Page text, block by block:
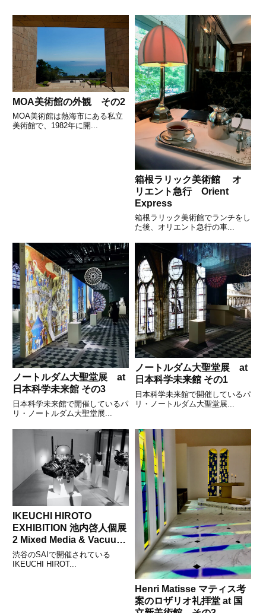
MOA美術館の外観 その2
MOA美術館は熱海市にある私立
美術館で、1982年に開...
箱根ラリック美術館 オ
リエント急行 Orient
Express
箱根ラリック美術館でランチをし
た後、オリエント急行の車...
ノートルダム大聖堂展 at
日本科学未来館 その3
日本科学未来館で開催しているパ
リ・ノートルダム大聖堂展...
ノートルダム大聖堂展 at
日本科学未来館 その1
日本科学未来館で開催しているパ
リ・ノートルダム大聖堂展...
IKEUCHI HIROTO
EXHIBITION 池内啓人個展
2 Mixed Media & Vacuum
Cleaner
渋谷のSAIで開催されている
IKEUCHI HIROT...
Henri Matisse マティス考
案のロザリオ礼拝堂 at 国